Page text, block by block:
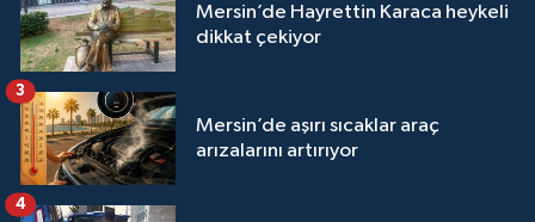
Mersin’de Hayrettin Karaca heykeli
dikkat çekiyor
Mersin’de aşırı sıcaklar araç
arızalarını artırıyor
3
4